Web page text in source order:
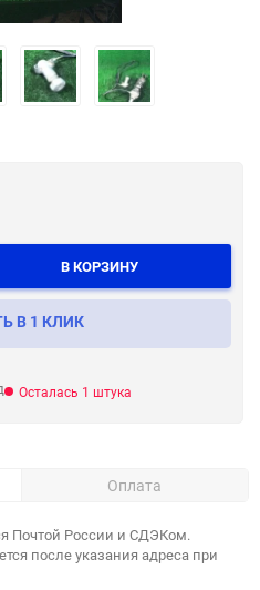
В КОРЗИНУ
В 1 КЛИК
Осталась 1 штука
Оплата
Почтой России и СДЭКом.
после указания адреса при